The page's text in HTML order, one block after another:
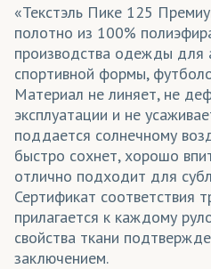
«Текстэль Пике 125
полотно из 100%
производства одежды для
спортивной формы,
Материал не линяет, не
эксплуатации и не
поддается солнечному
быстро сохнет, хорошо
отлично подходит для
Сертификат соответствия
прилагается к каждому
свойства ткани
заключением.